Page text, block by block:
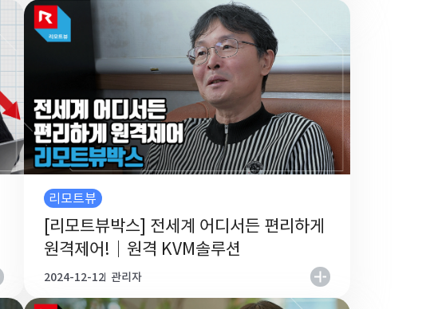
리모트뷰
[리모트뷰박스] 전세계 어디서든 편리하게
원격제어!｜원격 KVM솔루션
2024-12-12 관리자